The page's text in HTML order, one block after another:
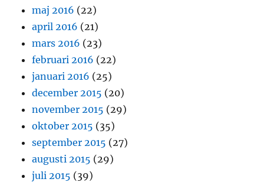
maj 2016 (22)
april 2016 (21)
mars 2016 (23)
februari 2016 (22)
januari 2016 (25)
december 2015 (20)
november 2015 (29)
oktober 2015 (35)
september 2015 (27)
augusti 2015 (29)
juli 2015 (39)